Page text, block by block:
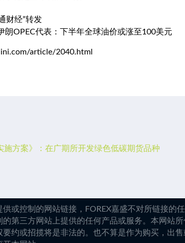
财经”转发
朗OPEC代表：下半年全球油价或涨至100美元
article/2040.html
施方案》：在广期所开发绿色低碳期货品种
或控制的网站链接，FOREX嘉盛不对所链接的
第三方网站上提供的任何产品或服务。本网站
约或招揽将是非法的。也不算是作为购买，出